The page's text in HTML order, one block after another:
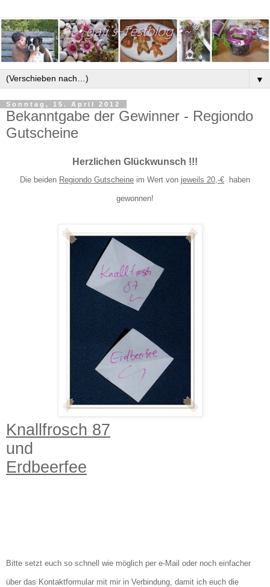
▼
Sonntag, 15. April 2012
Bekanntgabe der Gewinner - Regiondo
Gutscheine
Herzlichen Glückwunsch !!!
Die beiden Regiondo Gutscheine im Wert von jeweils 20,-€ haben
gewonnen!
Knallfrosch 87
und
Erdbeerfee
Bitte setzt euch so schnell wie möglich per e-Mail oder noch einfacher
über das Kontaktformular mit mir in Verbindung, damit ich euch die